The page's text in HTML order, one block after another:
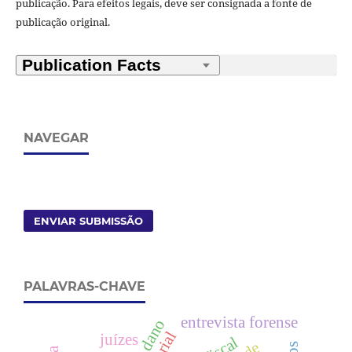
publicação. Para efeitos legais, deve ser consignada a fonte de
publicação original.
NAVEGAR
ENVIAR SUBMISSÃO
PALAVRAS-CHAVE
entrevista forense
juízes